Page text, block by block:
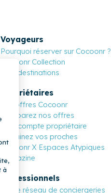
Voyageurs
Pourquoi réserver sur Cocoonr ?
Cocoonr Collection
Nos destinations
Propriétaires
Les offres Cocoonr
Comparez nos offres
Mon compte propriétaire
Parrainez vos proches
Cocoonr X Espaces Atypiques
Magazine
Professionnels
Notre réseau de conciergeries